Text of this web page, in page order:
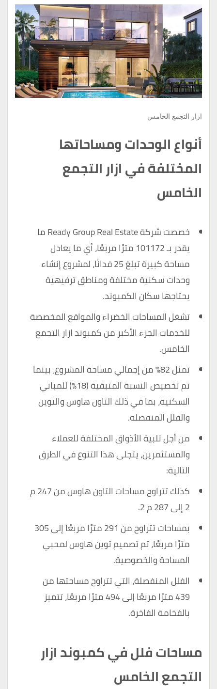
ازار التجمع الخامس
أنواع الوحدات ومساحاتها
المختلفة في ازار التجمع
الخامس
خصصت شركة Ready Group Real Estate ما
يقدر بـ 101172 مترًا مربعًا، أي ما يعادل
مساحة كبيرة تبلغ 25 فدانًا، لمشروع إنشاء
وحدات سكنية مختلفة ومناطق ترفيهية
يحتاجها سكان الكمبوند.
تشغل المساحات الخضراء والمواقع المخصصة
للخدمات الجزء الأكبر من كمبوند ازار التجمع
الخامس.
تمثل 82٪ من إجمالي مساحة المشروع، بينما
تم تخصيص النسبة المتبقية (18٪) للمباني
السكنية، بما في ذلك التاون هاوس والتوين
والفلل المنفصلة.
من أجل تلبية الأذواق المختلفة للعملاء
والمستثمرين، يتجلى هذا التنوع في الطرق
التالية:
كذلك تتراوح مساحات التاون هاوس من 247 م
2 إلى 287 م 2.
بمساحات تتراوح من 291 مترًا مربعًا إلى 305
مترًا مربعًا، تم تصميم توين هاوس لمحبي
المساحة والخصوصية.
الفلل المنفصلة، التي تتراوح مساحتها من
439 مترًا مربعًا إلى 494 مترًا مربعًا، تتميز
بالفخامة الفاخرة.
مساحات فلل في كمبوند ازار
التجمع الخامس